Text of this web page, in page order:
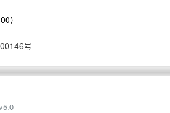
）
号